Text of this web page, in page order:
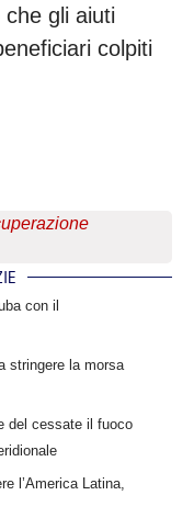
gli aiuti
colpiti
con il
stringere la morsa
del cessate il fuoco
l’America Latina,